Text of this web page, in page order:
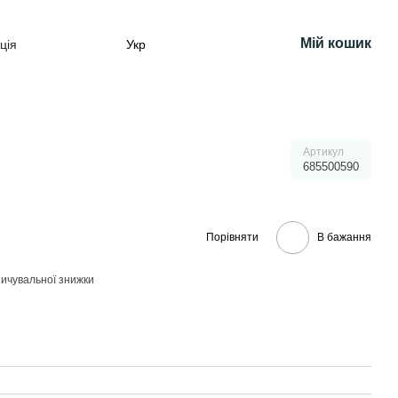
Укр Мій кошик
Артикул
685500590
Порівняти В бажання
знижки